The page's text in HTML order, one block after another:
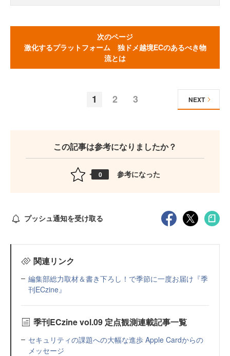
次のページ
激化するプラットフォーム 独ドメ越境ECのあるべき物
流とは
1 2 3 NEXT
この記事は参考になりましたか？
0 参考になった
プッシュ通知を受け取る
関連リンク
編集部総力取材＆書き下ろし！で季節に一度お届け『季
刊ECzine』
季刊ECzine vol.09 定点観測連載記事一覧
セキュリティの課題への大幅な進歩 Apple Cardからの
メッセージ